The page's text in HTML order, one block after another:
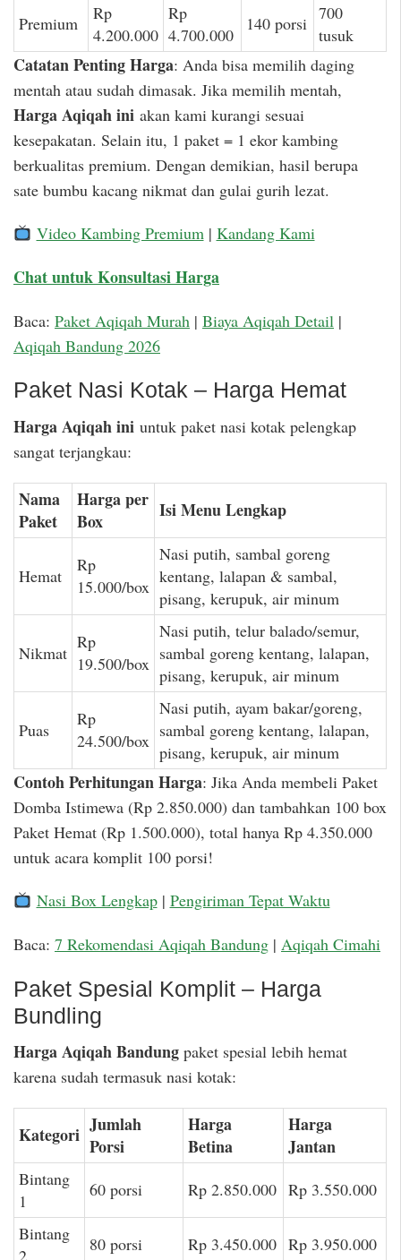
Premium
Rp
4.200.000
Rp
4.700.000
140 porsi 700
tusuk
Catatan Penting Harga: Anda bisa memilih daging
mentah atau sudah dimasak. Jika memilih mentah,
Harga Aqiqah ini akan kami kurangi sesuai
kesepakatan. Selain itu, 1 paket = 1 ekor kambing
berkualitas premium. Dengan demikian, hasil berupa
sate bumbu kacang nikmat dan gulai gurih lezat.
Video Kambing Premium| Kandang Kami
Chat untuk Konsultasi Harga
Baca: Paket Aqiqah Murah | Biaya Aqiqah Detail |
Aqiqah Bandung 2026
Paket Nasi Kotak – Harga Hemat
Harga Aqiqah ini untuk paket nasi kotak pelengkap
sangat terjangkau:
Nama
Paket
Harga per
Box
Isi Menu Lengkap
Hemat
Rp
15.000/box
Nasi putih, sambal goreng
kentang, lalapan & sambal,
pisang, kerupuk, air minum
Nikmat
Rp
19.500/box
Nasi putih, telur balado/semur,
sambal goreng kentang, lalapan,
pisang, kerupuk, air minum
Puas
Rp
24.500/box
Nasi putih, ayam bakar/goreng,
sambal goreng kentang, lalapan,
pisang, kerupuk, air minum
Contoh Perhitungan Harga: Jika Anda membeli Paket
Domba Istimewa (Rp 2.850.000) dan tambahkan 100 box
Paket Hemat (Rp 1.500.000), total hanya Rp 4.350.000
untuk acara komplit 100 porsi!
Nasi Box Lengkap| Pengiriman Tepat Waktu
Baca: 7 Rekomendasi Aqiqah Bandung | Aqiqah Cimahi
Paket Spesial Komplit – Harga
Bundling
Harga Aqiqah Bandung paket spesial lebih hemat
karena sudah termasuk nasi kotak:
Kategori Jumlah
Porsi
Harga
Betina
Harga
Jantan
Bintang
1
60 porsi Rp 2.850.000 Rp 3.550.000
Bintang
2
80 porsi Rp 3.450.000 Rp 3.950.000